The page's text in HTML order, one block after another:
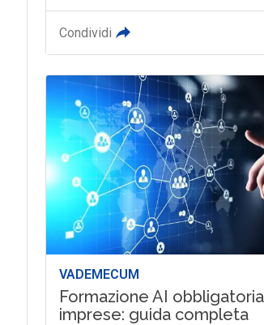
Condividi
VADEMECUM
Formazione AI
imprese: guida completa